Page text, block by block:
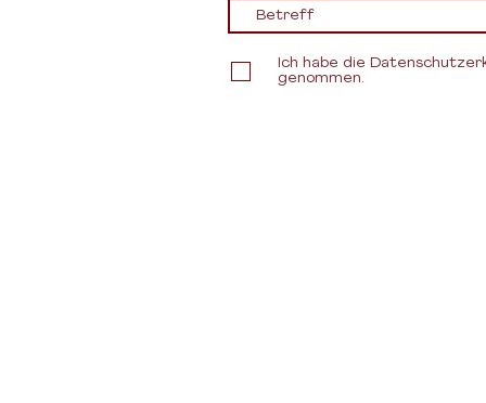
Ich habe die
genommen.